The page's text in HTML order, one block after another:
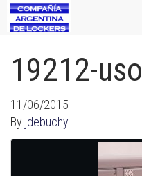
19212-uso
11/06/2015
By jdebuchy